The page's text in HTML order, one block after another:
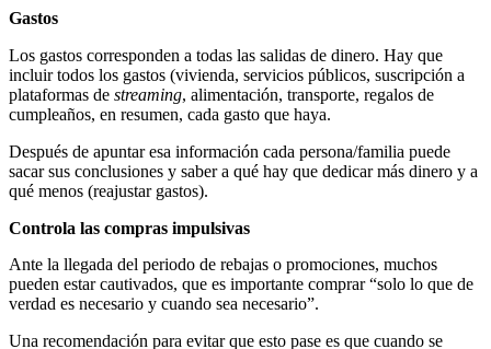
Gastos
Los gastos corresponden a todas las salidas de dinero. Hay que
incluir todos los gastos (vivienda, servicios públicos, suscripción a
plataformas de streaming, alimentación, transporte, regalos de
cumpleaños, en resumen, cada gasto que haya.
Después de apuntar esa información cada persona/familia puede
sacar sus conclusiones y saber a qué hay que dedicar más dinero y a
qué menos (reajustar gastos).
Controla las compras impulsivas
Ante la llegada del periodo de rebajas o promociones, muchos
pueden estar cautivados, que es importante comprar “solo lo que de
verdad es necesario y cuando sea necesario”.
Una recomendación para evitar que esto pase es que cuando se